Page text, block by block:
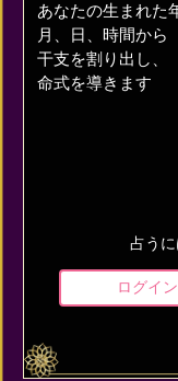
あなたの生まれた
月、日、時間から
干支を割り出し、
命式を導きます
占う
ログイン